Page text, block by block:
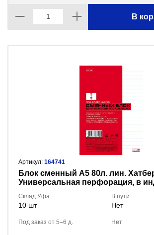
В
Артикул: 164741
Блок сменный А5 80л. лин.
Универсальная перфорация, в
Склад Уфа
10 шт
В пути
Нет
Под заказ от 5–6 д. Нет